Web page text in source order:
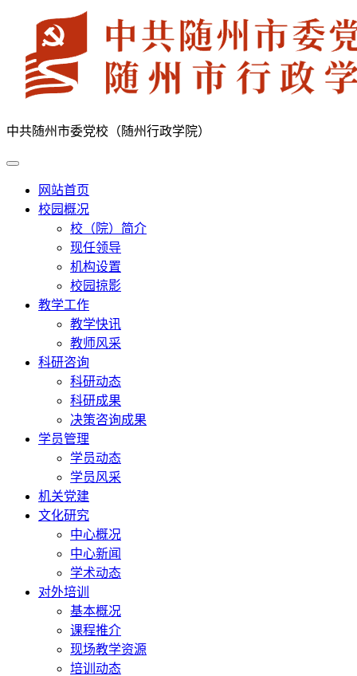
中共随州市委党校（随州行政学院）
网站首页
校园概况
校（院）简介
现任领导
机构设置
校园掠影
教学工作
教学快讯
教师风采
科研咨询
科研动态
科研成果
决策咨询成果
学员管理
学员动态
学员风采
机关党建
文化研究
中心概况
中心新闻
学术动态
对外培训
基本概况
课程推介
现场教学资源
培训动态